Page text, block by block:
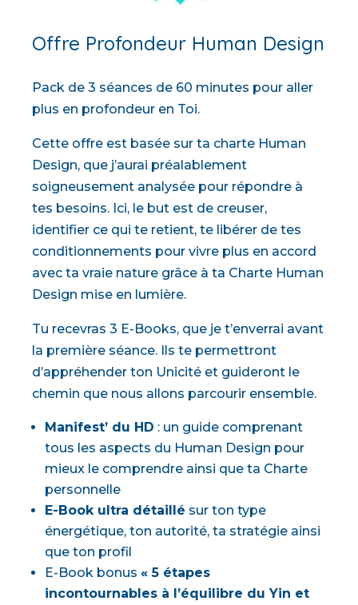
Offre Profondeur Human Design
Pack de 3 séances de 60 minutes pour aller
plus en profondeur en Toi.
Cette offre est basée sur ta charte Human
Design, que j’aurai préalablement
soigneusement analysée pour répondre à
tes besoins. Ici, le but est de creuser,
identifier ce qui te retient, te libérer de tes
conditionnements pour vivre plus en accord
avec ta vraie nature grâce à ta Charte Human
Design mise en lumière.
Tu recevras 3 E-Books, que je t’enverrai avant
la première séance. Ils te permettront
d’appréhender ton Unicité et guideront le
chemin que nous allons parcourir ensemble.
Manifest’ du HD : un guide comprenant
tous les aspects du Human Design pour
mieux le comprendre ainsi que ta Charte
personnelle
E-Book ultra détaillé sur ton type
énergétique, ton autorité, ta stratégie ainsi
que ton profil
E-Book bonus « 5 étapes
incontournables à l’équilibre du Yin et